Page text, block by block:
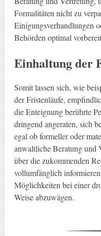
Formalitäten nicht zu
Einigungsverhandlungen
Behörden optimal
Einhaltung der
Somit lassen sich, wie
der Fristenläufe,
die Enteignung berührte
dringend angeraten, sich
egal ob formeller oder
anwaltliche Beratung und
über die zukommenden
vollumfänglich
Möglichkeiten bei einer
Weise abzuwägen.